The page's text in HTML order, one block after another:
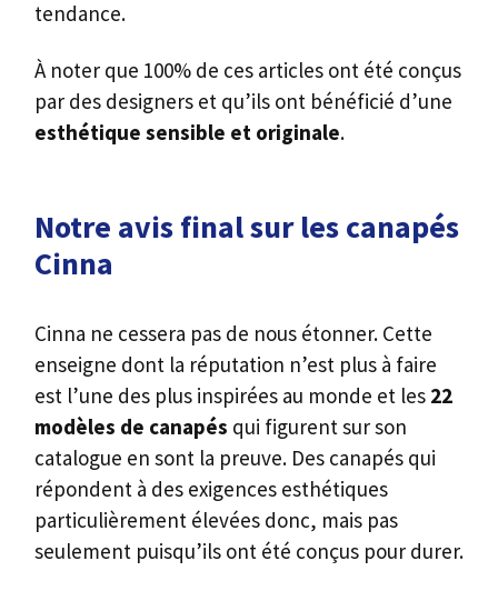
tendance.
À noter que 100% de ces articles ont été conçus
par des designers et qu’ils ont bénéficié d’une
esthétique sensible et originale.
Notre avis final sur les canapés
Cinna
Cinna ne cessera pas de nous étonner. Cette
enseigne dont la réputation n’est plus à faire
est l’une des plus inspirées au monde et les 22
modèles de canapés qui figurent sur son
catalogue en sont la preuve. Des canapés qui
répondent à des exigences esthétiques
particulièrement élevées donc, mais pas
seulement puisqu’ils ont été conçus pour durer.